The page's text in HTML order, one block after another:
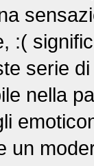
:(
serie
nella
un